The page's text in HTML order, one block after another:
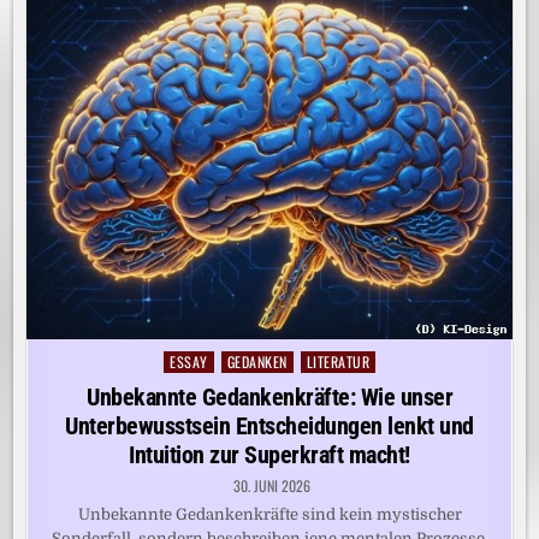
Posted
ESSAY GEDANKEN LITERATUR
Unbekannte Gedankenkräfte: Wie unser
Unterbewusstsein Entscheidungen lenkt und
Intuition zur Superkraft macht!
30. JUNI 2026
Unbekannte Gedankenkräfte sind kein mystischer